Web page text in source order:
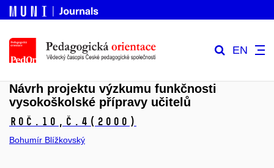
EN
Návrh projektu výzkumu funkčnosti
vysokoškolské přípravy učitelů
Roč.10, č.4 (2000)
Bohumír Blížkovský